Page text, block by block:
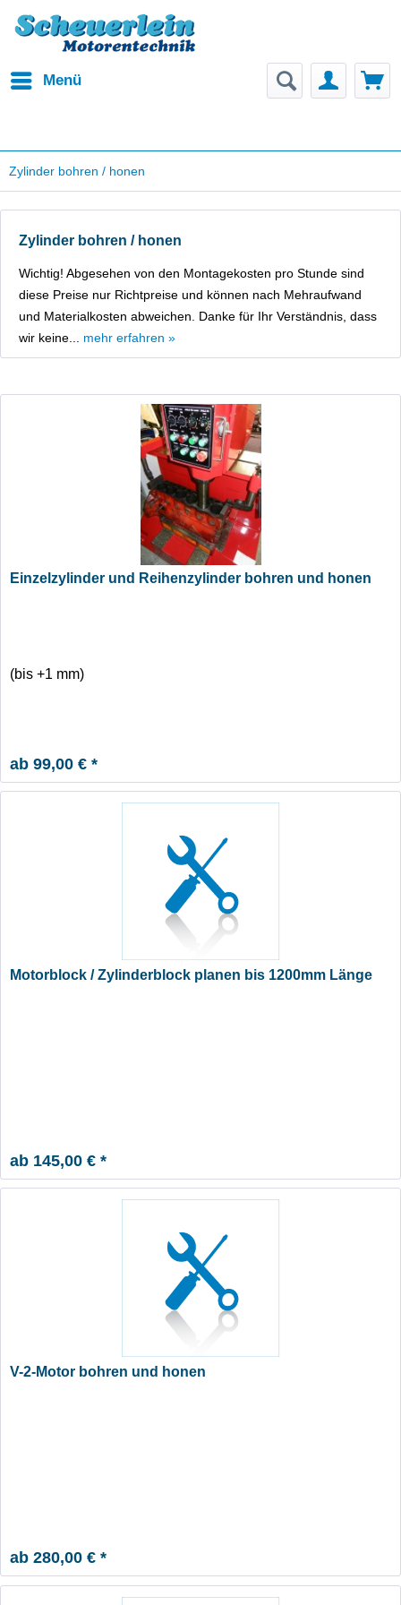
Menü
Zylinder bohren / honen
Zylinder bohren / honen
Wichtig! Abgesehen von den Montagekosten pro Stunde sind
diese Preise nur Richtpreise und können nach Mehraufwand
und Materialkosten abweichen. Danke für Ihr Verständnis, dass
wir keine... mehr erfahren »
Einzelzylinder und Reihenzylinder bohren und honen
(bis +1 mm)
ab 99,00 € *
Motorblock / Zylinderblock planen bis 1200mm Länge
ab 145,00 € *
V-2-Motor bohren und honen
ab 280,00 € *